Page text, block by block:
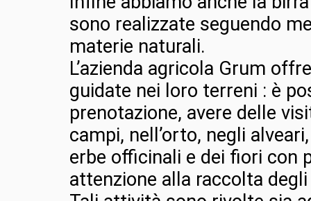
sono realizzate seguendo
materie naturali.
L’azienda agricola Grum
guidate nei loro terreni : è
prenotazione, avere delle
campi, nell’orto, negli
erbe officinali e dei fiori con
attenzione alla raccolta